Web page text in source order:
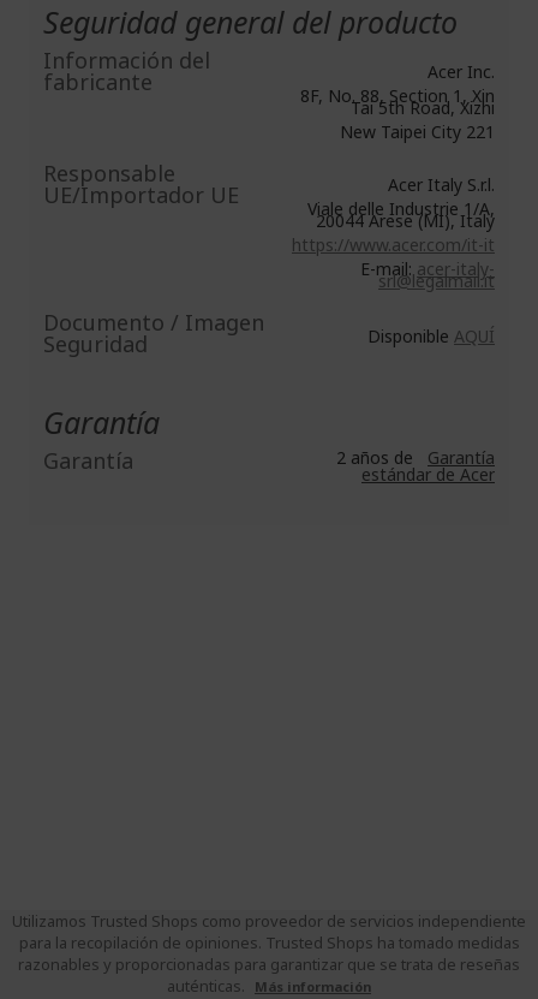
Seguridad general del producto
Información del
fabricante
Acer Inc.
8F, No. 88, Section 1, Xin
Tai 5th Road, Xizhi
New Taipei City 221
Responsable
UE/Importador UE
Acer Italy S.r.l.
Viale delle Industrie 1/A,
20044 Arese (MI), Italy
https://www.acer.com/it-it
E-mail:acer-italy-
srl@legalmail.it
Documento / Imagen
Seguridad Disponible AQUÍ
Garantía
Garantía 2 años de Garantía
estándar de Acer
Utilizamos Trusted Shops como proveedor de servicios independiente
para la recopilación de opiniones. Trusted Shops ha tomado medidas
razonables y proporcionadas para garantizar que se trata de reseñas
auténticas.
Más información